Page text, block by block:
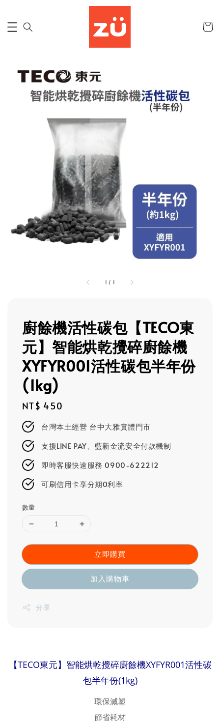
1 / 1
廚餘機活性碳包【TECO東
元】智能烘乾攪碎廚餘機
XYFYR001活性碳包半年份
(1kg)
Regular
price
NT$ 450
台灣本土經營 台中大雅實體門市
支援LINE PAY、藍新金流安全付款機制
即時客服快速服務 0900-622212
可刷信用卡享分期0利率
數量
立即購買
加入購物車
分享
【TECO東元】智能烘乾攪碎廚餘機XYFYR001活性碳
包半年份(1kg)
環保減塑
節省耗材